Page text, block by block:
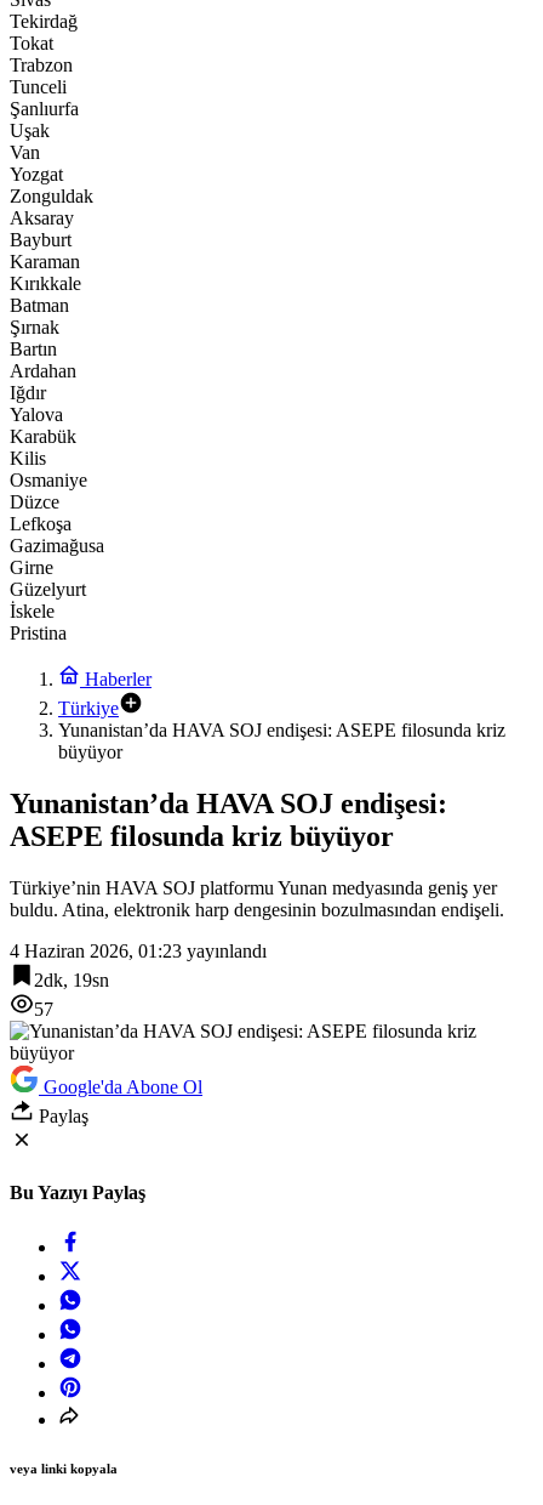
Tekirdağ
Tokat
Trabzon
Tunceli
Şanlıurfa
Uşak
Van
Yozgat
Zonguldak
Aksaray
Bayburt
Karaman
Kırıkkale
Batman
Şırnak
Bartın
Ardahan
Iğdır
Yalova
Karabük
Kilis
Osmaniye
Düzce
Lefkoşa
Gazimağusa
Girne
Güzelyurt
İskele
Pristina
Haberler
Türkiye
Yunanistan’da HAVA SOJ endişesi: ASEPE filosunda kriz
büyüyor
Yunanistan’da HAVA SOJ endişesi:
ASEPE filosunda kriz büyüyor
Türkiye’nin HAVA SOJ platformu Yunan medyasında geniş yer
buldu. Atina, elektronik harp dengesinin bozulmasından endişeli.
4 Haziran 2026, 01:23 yayınlandı
2dk, 19sn
57
Google'da Abone Ol
Paylaş
Bu Yazıyı Paylaş
veya linki kopyala